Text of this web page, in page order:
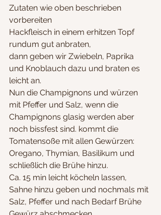
Zutaten wie oben beschrieben
vorbereiten
Hackfleisch in einem erhitzen Topf
rundum gut anbraten,
dann geben wir Zwiebeln, Paprika
und Knoblauch dazu und braten es
leicht an.
Nun die Champignons und würzen
mit Pfeffer und Salz, wenn die
Champignons glasig werden aber
noch bissfest sind. kommt die
Tomatensoße mit allen Gewürzen:
Oregano, Thymian, Basilikum und
schließlich die Brühe hinzu.
Ca. 15 min leicht köcheln lassen,
Sahne hinzu geben und nochmals mit
Salz, Pfeffer und nach Bedarf Brühe